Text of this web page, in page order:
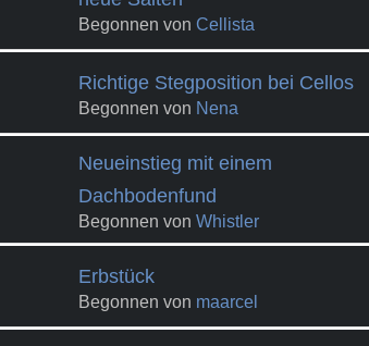
Begonnen von Cellista
Richtige Stegposition bei Cellos
Begonnen von Nena
Neueinstieg mit einem
Dachbodenfund
Begonnen von Whistler
Erbstück
Begonnen von maarcel